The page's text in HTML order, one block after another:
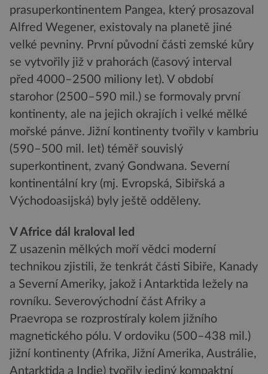
prasuperkontinentem Pangea, který prosazoval
Alfred Wegener, existovaly na planetě jiné
velké pevniny. První původní části zemské kůry
se vytvořily již v prahorách (časový interval
před 4000–2500 miliony let). V období
starohor (2500–590 mil.) se formovaly první
kontinenty, ale na jejich okrajích i velké mělké
mořské pánve. Jižní kontinenty tvořily v kambriu
(590–500 mil. let) téměř souvislý
superkontinent, zvaný Gondwana. Severní
kontinentální kry (mj. Evropská, Sibiřská a
Východoasijská) byly ještě odděleny.
V Africe dál kraloval led
Z usazenin mělkých moří vědci moderní
technikou zjistili, že tenkrát části Sibiře, Kanady
a Severní Ameriky, jakož i Antarktida ležely na
rovníku. Severovýchodní část Afriky a
Praevropa se rozprostíraly kolem jižního
magnetického pólu. V ordoviku (500–438 mil.)
jižní kontinenty (Afrika, Jižní Amerika, Austrálie,
Antarktida a Indie) tvořily jediný kompaktní